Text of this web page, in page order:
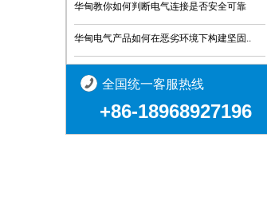
华甸教你如何判断电气连接是否安全可靠
华甸电气产品如何在恶劣环境下构建坚固..
全国统一客服热线
+86-18968927196